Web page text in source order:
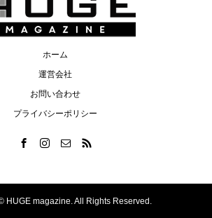
ホーム
運営会社
お問い合わせ
プライバシーポリシー
HUGE magazine. All Rights Reserved.